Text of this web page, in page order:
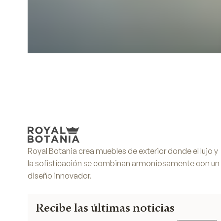
Royal Botania crea muebles de exterior donde el lujo y
la sofisticación se combinan armoniosamente con un
diseño innovador.
Recibe las últimas noticias